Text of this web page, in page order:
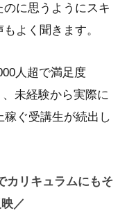
に思うようにスキ
よく聞きます。
人超で満足度
未経験から実際に
ぐ受講生が続出し
カリキュラムにもそ
／